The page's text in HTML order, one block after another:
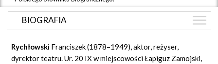
BIOGRAFIA
ZDJĘCIA (5)
Rychłowski Franciszek (1878–1949), aktor, reżyser,
dyrektor teatru. Ur. 20 IX w miejscowości Łapiguz Zamojski,